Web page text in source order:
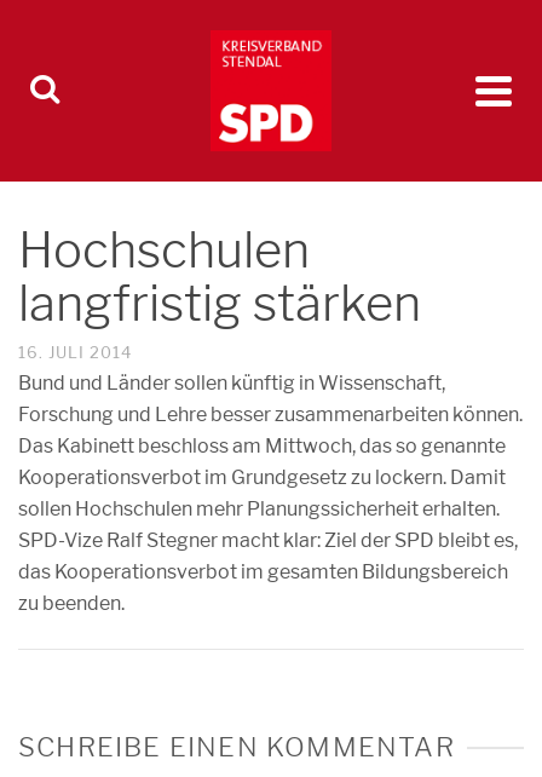
Hochschulen
langfristig stärken
16. JULI 2014
Bund und Länder sollen künftig in Wissenschaft,
Forschung und Lehre besser zusammenarbeiten können.
Das Kabinett beschloss am Mittwoch, das so genannte
Kooperationsverbot im Grundgesetz zu lockern. Damit
sollen Hochschulen mehr Planungssicherheit erhalten.
SPD-Vize Ralf Stegner macht klar: Ziel der SPD bleibt es,
das Kooperationsverbot im gesamten Bildungsbereich
zu beenden.
SCHREIBE EINEN KOMMENTAR